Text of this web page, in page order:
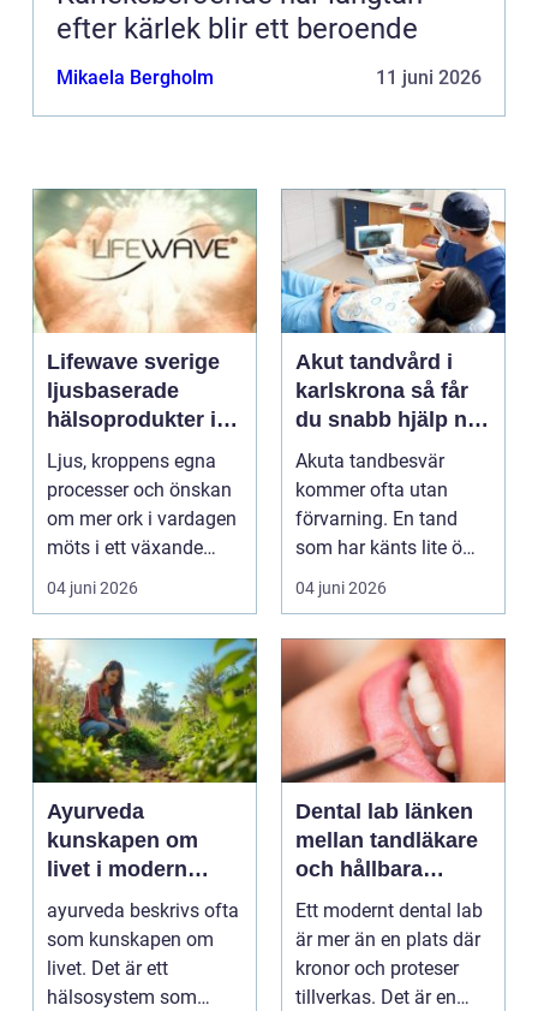
efter kärlek blir ett beroende
Mikaela Bergholm 11 juni 2026
Lifewave sverige
ljusbaserade
hälsoprodukter i
fokus
Ljus, kroppens egna
processer och önskan
om mer ork i vardagen
möts i ett växande
intresse för fotot...
04 juni 2026
Akut tandvård i
karlskrona så får
du snabb hjälp när
tanden krisar
Akuta tandbesvär
kommer ofta utan
förvarning. En tand
som har känts lite öm
kan plötsligt göra så
on...
04 juni 2026
Ayurveda
kunskapen om
livet i modern
vardag
ayurveda beskrivs ofta
som kunskapen om
livet. Det är ett
hälsosystem som
Dental lab länken
mellan tandläkare
och hållbara
leenden
Ett modernt dental lab
är mer än en plats där
kronor och proteser
tillverkas. Det är en